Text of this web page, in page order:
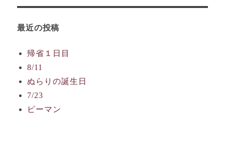
最近の投稿
帰省１日目
8/11
ぬらりの誕生日
7/23
ピーマン